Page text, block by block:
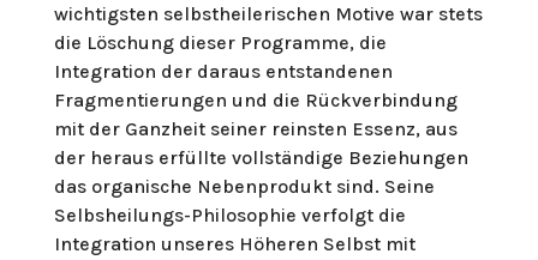
wichtigsten selbstheilerischen Motive war stets
die Löschung dieser Programme, die
Integration der daraus entstandenen
Fragmentierungen und die Rückverbindung
mit der Ganzheit seiner reinsten Essenz, aus
der heraus erfüllte vollständige Beziehungen
das organische Nebenprodukt sind. Seine
Selbsheilungs-Philosophie verfolgt die
Integration unseres Höheren Selbst mit